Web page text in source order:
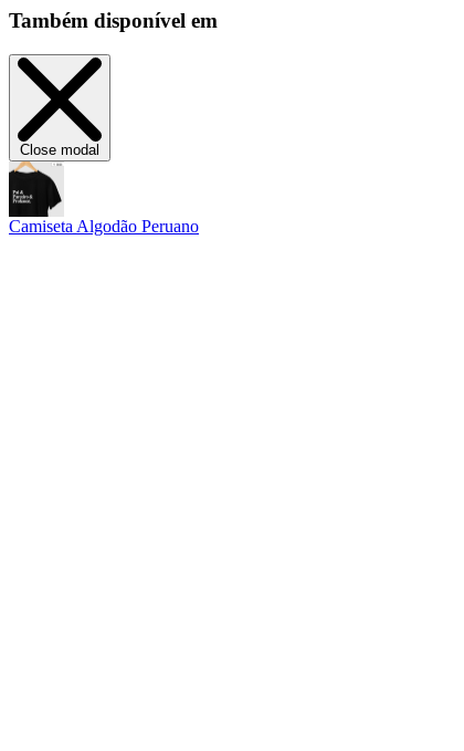
Também disponível em
Close modal
Camiseta Algodão Peruano